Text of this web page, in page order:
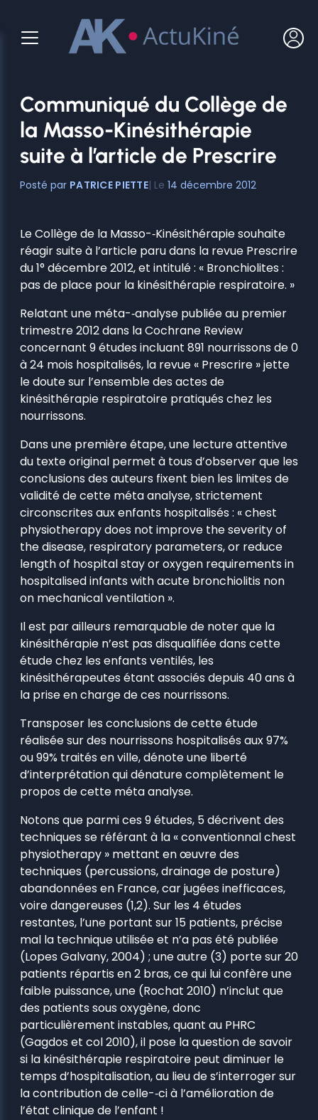
contenu
Communiqué du Collège de
la Masso-­Kinésithérapie
suite à l’article de Prescrire
PATRICE PIETTE 14 décembre 2012
Le Collège de la Masso-­‐Kinésithérapie souhaite
réagir suite à l’article paru dans la revue Prescrire
du 1° décembre 2012, et intitulé : « Bronchiolites :
pas de place pour la kinésithérapie respiratoire. »
Relatant une méta-­‐analyse publiée au premier
trimestre 2012 dans la Cochrane Review
concernant 9 études incluant 891 nourrissons de 0
à 24 mois hospitalisés, la revue « Prescrire » jette
le doute sur l’ensemble des actes de
kinésithérapie respiratoire pratiqués chez les
nourrissons.
Dans une première étape, une lecture attentive
du texte original permet à tous d’observer que les
conclusions des auteurs fixent bien les limites de
validité de cette méta analyse, strictement
circonscrites aux enfants hospitalisés : « chest
physiotherapy does not improve the severity of
the disease, respiratory parameters, or reduce
length of hospital stay or oxygen requirements in
hospitalised infants with acute bronchiolitis non
on mechanical ventilation ».
Il est par ailleurs remarquable de noter que la
kinésithérapie n’est pas disqualifiée dans cette
étude chez les enfants ventilés, les
kinésithérapeutes étant associés depuis 40 ans à
la prise en charge de ces nourrissons.
Transposer les conclusions de cette étude
réalisée sur des nourrissons hospitalisés aux 97%
ou 99% traités en ville, dénote une liberté
d’interprétation qui dénature complètement le
propos de cette méta analyse.
Notons que parmi ces 9 études, 5 décrivent des
techniques se référant à la « conventionnal chest
physiotherapy » mettant en œuvre des
techniques (percussions, drainage de posture)
abandonnées en France, car jugées inefficaces,
voire dangereuses (1,2). Sur les 4 études
restantes, l’une portant sur 15 patients, précise
mal la technique utilisée et n’a pas été publiée
(Lopes Galvany, 2004) ; une autre (3) porte sur 20
patients répartis en 2 bras, ce qui lui confère une
faible puissance, une (Rochat 2010) n’inclut que
des patients sous oxygène, donc
particulièrement instables, quant au PHRC
(Gagdos et col 2010), il pose la question de savoir
si la kinésithérapie respiratoire peut diminuer le
temps d’hospitalisation, au lieu de s’interroger sur
la contribution de celle-­‐ci à l’amélioration de
l’état clinique de l’enfant !